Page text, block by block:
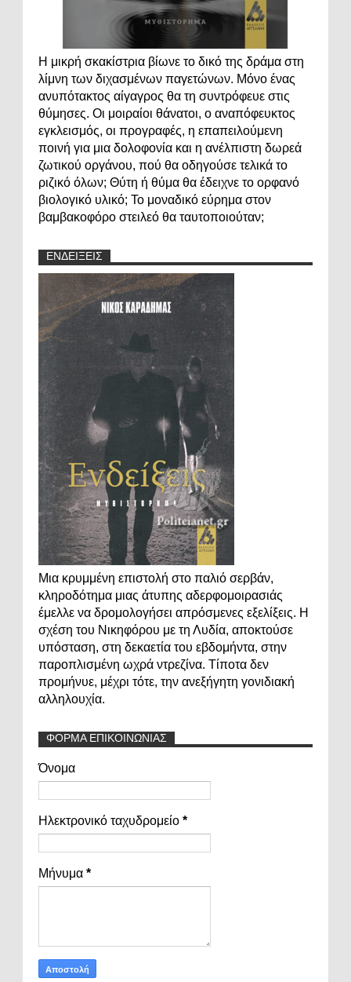
Η μικρή σκακίστρια βίωνε το δικό της δράμα στη
λίμνη των διχασμένων παγετώνων. Μόνο ένας
ανυπότακτος αίγαγρος θα τη συντρόφευε στις
θύμησες. Οι μοιραίοι θάνατοι, ο αναπόφευκτος
εγκλεισμός, οι προγραφές, η επαπειλούμενη
ποινή για μια δολοφονία και η ανέλπιστη δωρεά
ζωτικού οργάνου, πού θα οδηγούσε τελικά το
ριζικό όλων; Θύτη ή θύμα θα έδειχνε το ορφανό
βιολογικό υλικό; Το μοναδικό εύρημα στον
βαμβακοφόρο στειλεό θα ταυτοποιούταν;
ΕΝΔΕΙΞΕΙΣ
Μια κρυμμένη επιστολή στο παλιό σερβάν,
κληροδότημα μιας άτυπης αδερφομοιρασιάς
έμελλε να δρομολογήσει απρόσμενες εξελίξεις. Η
σχέση του Νικηφόρου με τη Λυδία, αποκτούσε
υπόσταση, στη δεκαετία του εβδομήντα, στην
παροπλισμένη ωχρά ντρεζίνα. Τίποτα δεν
προμήνυε, μέχρι τότε, την ανεξήγητη γονιδιακή
αλληλουχία.
ΦΟΡΜΑ ΕΠΙΚΟΙΝΩΝΙΑΣ
Όνομα
Ηλεκτρονικό ταχυδρομείο *
Μήνυμα *